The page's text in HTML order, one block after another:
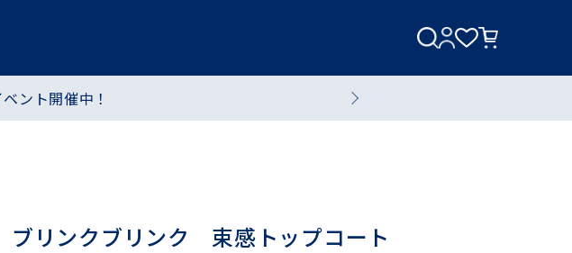
粧水・乳液・クリーム
美容液
ント開催中！
ブリンクブリンク 束感トップコート